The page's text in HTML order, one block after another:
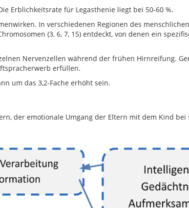
Erblichkeitsrate für Legasthenie liegt bei 50-60 %.
In verschiedenen Regionen des
(3, 6, 7, 15) entdeckt, von denen ein
Nervenzellen während der frühen Hirnreifung.
erfüllen.
um das 3,2-Fache erhöht sein.
der emotionale Umgang der Eltern mit dem Kind bei